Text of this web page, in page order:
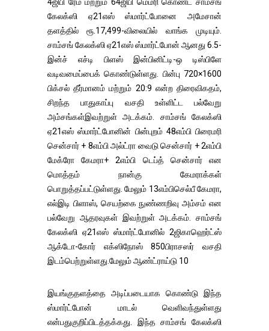
கேலக்ஸி ஏ21எஸ் ஸ்மார்ட்போனை அமேசான்
தளத்தில் ரூ.17,499-விலையில் வாங்க முடியும்.
சாம்சங் கேலக்ஸி ஏ21எஸ் ஸ்மார்ட்போன் ஆனது 6.5-
இன்ச் எச்டி பிளஸ் இன்பினிட்டி-ஒ டிஸ்பிளே
வடிவமைப்பைக் கொண்டுள்ளது. பின்பு 720×1600
பிக்சல் தீர்மானம் மற்றும் 20:9 என்ற திரைவிகதம்,
சிறந்த பாதுகாப்பு வசதி உள்ளிட்ட பல்வேறு
அம்சங்கள்இவற்றுள் அடக்கம். சாம்சங் கேலக்ஸி
ஏ21எஸ் ஸ்மார்ட்போனின் பின்புறம் 48எம்பி பிரைமரி
சென்சார் + 8எம்பி அல்ட்ரா வைடு சென்சார் + 2எம்பி
மேக்ரோ கேமரா+ 2எம்பி டெப்த் சென்சார் என
மொத்தம் நான்கு கேமராக்கள்
பொறுத்தப்பட்டுள்ளது. மேலும் 13எம்பிசெல்பீ கேமரா,
எல்இடி பிளாஸ், செயற்கை நுண்ணறிவு அம்சம் என
பல்வேறு ஆதரவுகள் இவற்றுள் அடக்கம். சாம்சங்
கேலக்ஸி ஏ21எஸ் ஸ்மார்ட்போனில் 2ஜிகாஹெர்ட்ஸ்
ஆக்டோ-கோர் எக்ஸிநோஸ் 850பிராசஸர் வசதி
இடம்பெற்றுள்ளது.மேலும் ஆண்ட்ராய்டு 10
இயங்குதளத்தை அடிப்படையாக கொண்டு இந்த
ஸ்மார்ட்போன் மாடல் வெளிவந்துள்ளது
என்பதுகுறிப்பிடத்தக்கது. இந்த சாம்சங் கேலக்ஸி